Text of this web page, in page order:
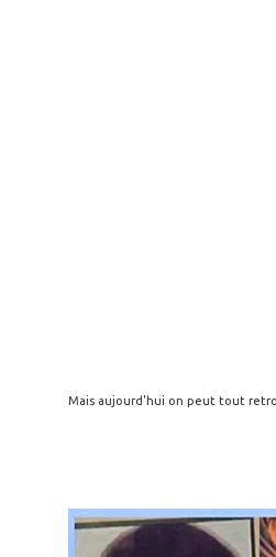
Mais aujourd'hui on peut tout